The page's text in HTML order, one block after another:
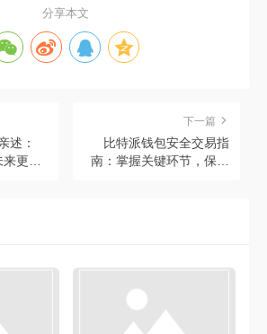
分享本文
述：
更新
下一篇
比特派钱包安全交易指
南：掌握关键环节，保障